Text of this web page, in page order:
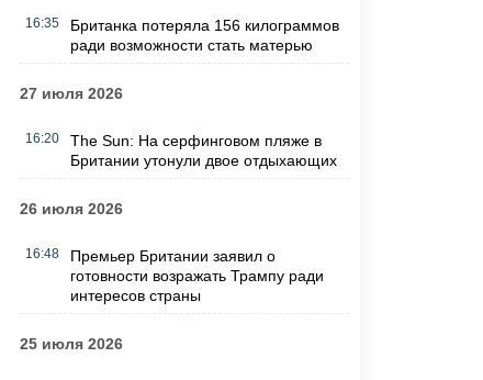
16:35
Британка потеряла 156 килограммов
ради возможности стать матерью
27 июля 2026
16:20
The Sun: На серфинговом пляже в
Британии утонули двое отдыхающих
26 июля 2026
16:48
Премьер Британии заявил о
готовности возражать Трампу ради
интересов страны
25 июля 2026